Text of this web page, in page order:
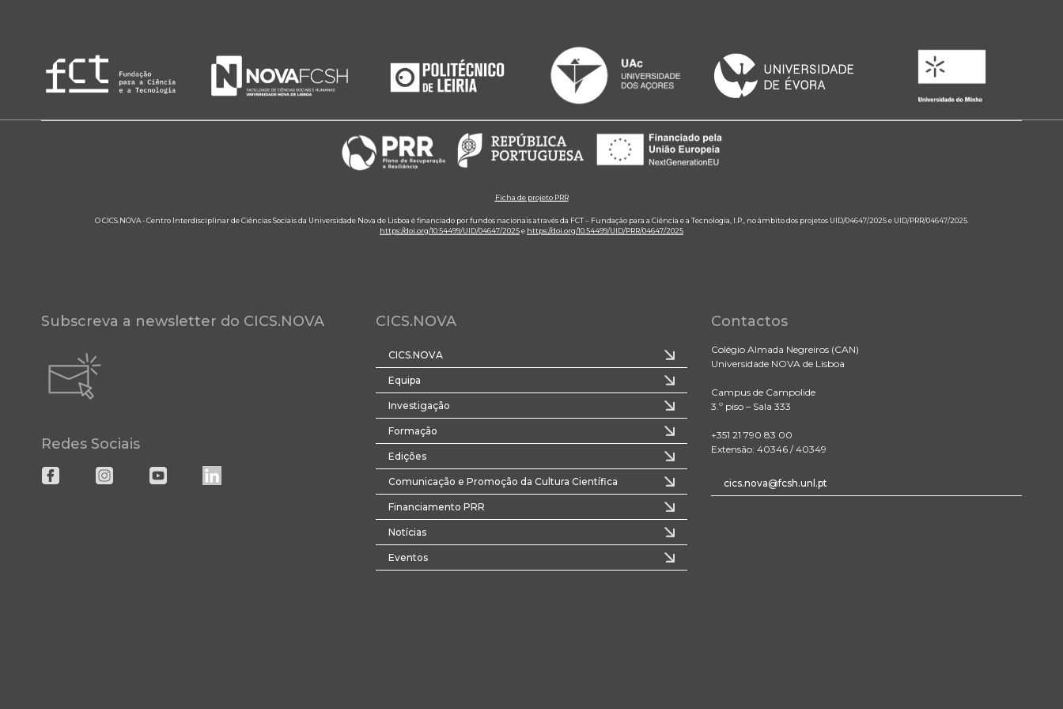
Ficha de projeto PRR
O CICS.NOVA - Centro Interdisciplinar de Ciências Sociais da Universidade Nova de Lisboa é financiado por fundos nacionais através da FCT – Fundação para a Ciência e a Tecnologia, I.P., no âmbito dos projetos UID/04647/2025 e UID/PRR/04647/2025.
https://doi.org/10.54499/UID/04647/2025e https://doi.org/10.54499/UID/PRR/04647/2025
Subscreva a newsletter do CICS.NOVA
Redes Sociais
CICS.NOVA
CICS.NOVA
Equipa
Investigação
Formação
Edições
Comunicação e Promoção da Cultura Científica
Financiamento PRR
Notícias
Eventos
Contactos
Colégio Almada Negreiros (CAN)
Universidade NOVA de Lisboa
Campus de Campolide
3.º piso – Sala 333
+351 21 790 83 00
Extensão: 40346 / 40349
cics.nova@fcsh.unl.pt